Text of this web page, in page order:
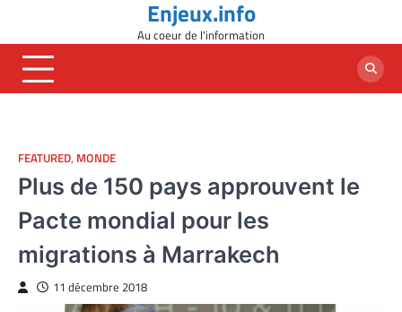
content
Enjeux.info
Au coeur de l'information
FEATURED, MONDE
Plus de 150 pays approuvent le
Pacte mondial pour les
migrations à Marrakech
11 décembre 2018